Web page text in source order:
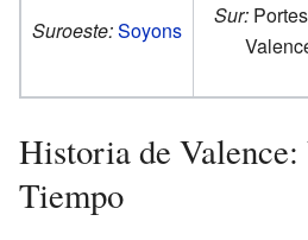
Suroeste:Soyons
Sur:
Historia de
Tiempo